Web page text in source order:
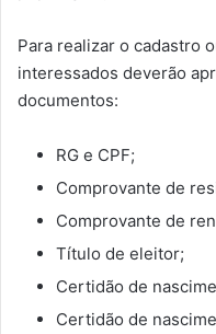
Para realizar o cadastro
interessados deverão
documentos:
RG e CPF;
Comprovante de
Comprovante de
Título de eleitor;
Certidão de
Certidão de